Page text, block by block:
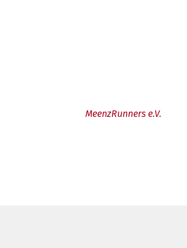
MeenzRunners e.V.